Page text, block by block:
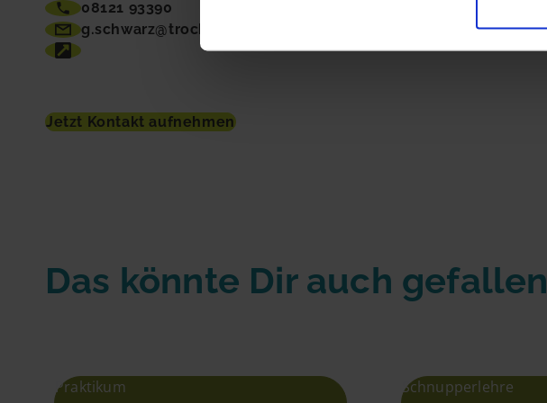
08121 93390
g.schwarz@trockenbau-schwarz.de
Jetzt Kontakt aufnehmen
Das könnte Dir auch gefallen
Praktikum Schnupperlehre